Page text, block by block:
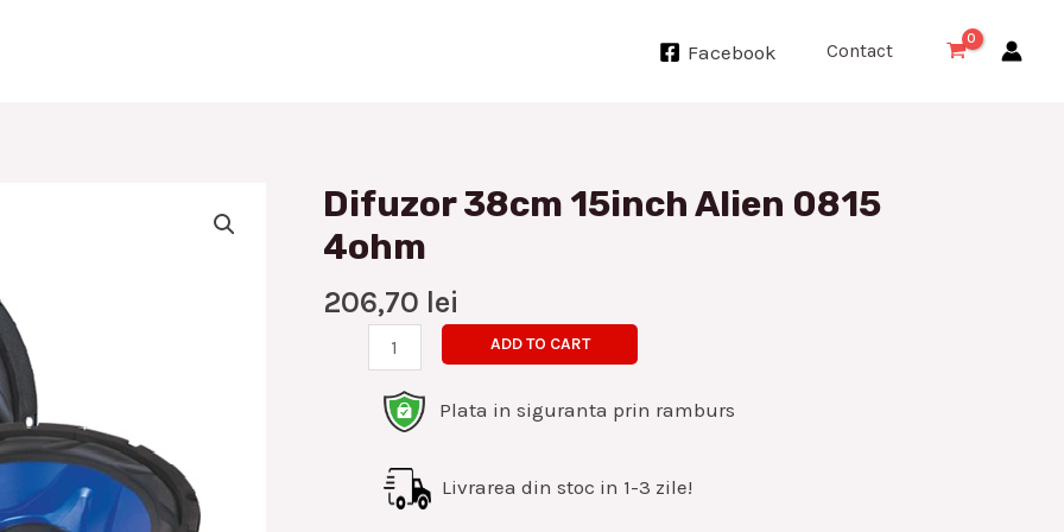
Facebook Contact
Difuzor 38cm 15inch Alien 0815
4ohm
206,70 lei
Difuzor
38cm
15inch
Alien
quantity
ADD TO CART
Plata in siguranta prin ramburs
Livrarea din stoc in 1-3 zile!